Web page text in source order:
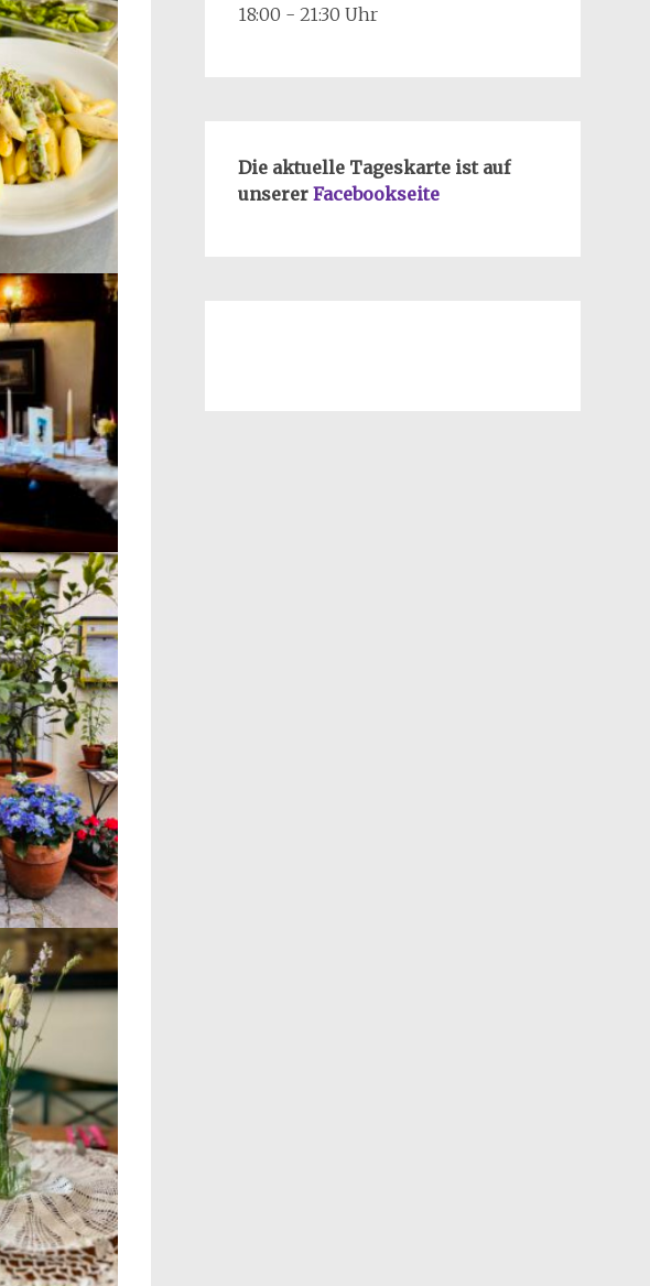
18:00 - 21:30 Uhr
Die aktuelle Tageskarte ist auf
unserer Facebookseite